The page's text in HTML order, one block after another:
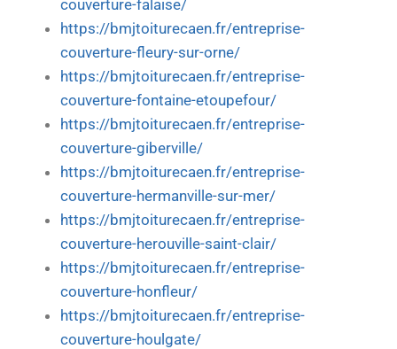
couverture-falaise/
https://bmjtoiturecaen.fr/entreprise-
couverture-fleury-sur-orne/
https://bmjtoiturecaen.fr/entreprise-
couverture-fontaine-etoupefour/
https://bmjtoiturecaen.fr/entreprise-
couverture-giberville/
https://bmjtoiturecaen.fr/entreprise-
couverture-hermanville-sur-mer/
https://bmjtoiturecaen.fr/entreprise-
couverture-herouville-saint-clair/
https://bmjtoiturecaen.fr/entreprise-
couverture-honfleur/
https://bmjtoiturecaen.fr/entreprise-
couverture-houlgate/